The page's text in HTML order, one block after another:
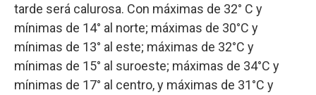
tarde será calurosa. Con máximas de 32° C y
mínimas de 14° al norte; máximas de 30°C y
mínimas de 13° al este; máximas de 32°C y
mínimas de 15° al suroeste; máximas de 34°C y
mínimas de 17° al centro, y máximas de 31°C y